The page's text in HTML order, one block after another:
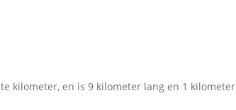
kilometer, en is 9 kilometer lang en 1 kilometer